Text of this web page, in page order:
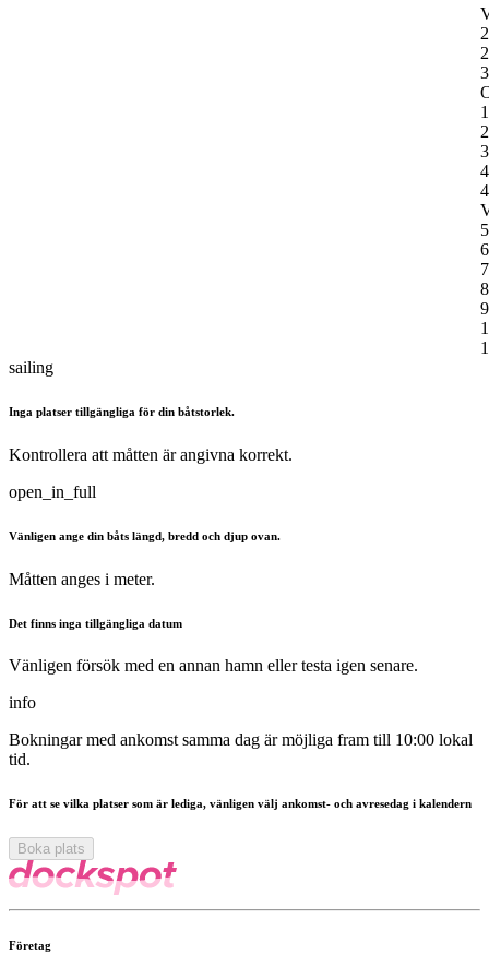
1
2
3
4
5
6
7
8
9
sailing
Inga platser tillgängliga för din båtstorlek.
Kontrollera att måtten är angivna korrekt.
open_in_full
Vänligen ange din båts längd, bredd och djup ovan.
Måtten anges i meter.
Det finns inga tillgängliga datum
Vänligen försök med en annan hamn eller testa igen senare.
info
Bokningar med ankomst samma dag är möjliga fram till 10:00 lokal
tid.
För att se vilka platser som är lediga, vänligen välj ankomst- och avresedag i kalendern
Boka plats
Företag